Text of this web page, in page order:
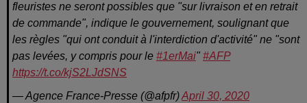
fleuristes ne seront possibles que "sur livraison et en retrait
de commande", indique le gouvernement, soulignant que
les règles "qui ont conduit à l'interdiction d'activité" ne "sont
pas levées, y compris pour le #1erMai" #AFP
https://t.co/kjS2LJdSNS
— Agence France-Presse (@afpfr)April 30, 2020